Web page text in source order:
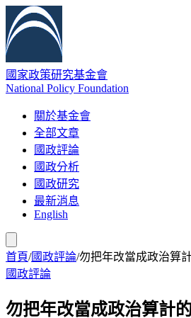
國家政策研究基金會
National Policy Foundation
關於基金會
全部文章
國政評論
國政分析
國政研究
最新消息
English
首頁/國政評論/勿把年改當成政治算
國政評論
勿把年改當成政治算計